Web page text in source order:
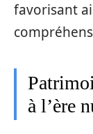
favorisant
à l’ère